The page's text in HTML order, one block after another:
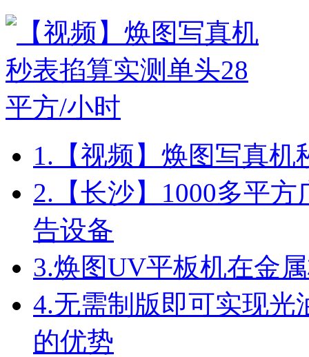
1. 【视频】焕图写真
2. 【长沙】1000多平
告设备
3.焕图UV平板机在金
4.无需制版即可实现光
的优势